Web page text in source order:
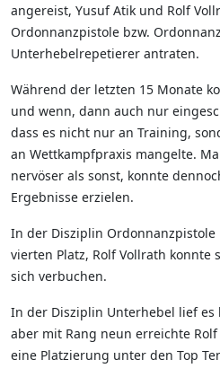
angereist, Yusuf Atik und Rolf
Ordonnanzpistole bzw.
Unterhebelrepetierer antraten.
Während der letzten 15 Monate
und wenn, dann auch nur
dass es nicht nur an Training,
an Wettkampfpraxis mangelte.
nervöser als sonst, konnte
Ergebnisse erzielen.
In der Disziplin Ordonnanzpistole
vierten Platz, Rolf Vollrath konnte
sich verbuchen.
In der Disziplin Unterhebel lief
aber mit Rang neun erreichte
eine Platzierung unter den Top